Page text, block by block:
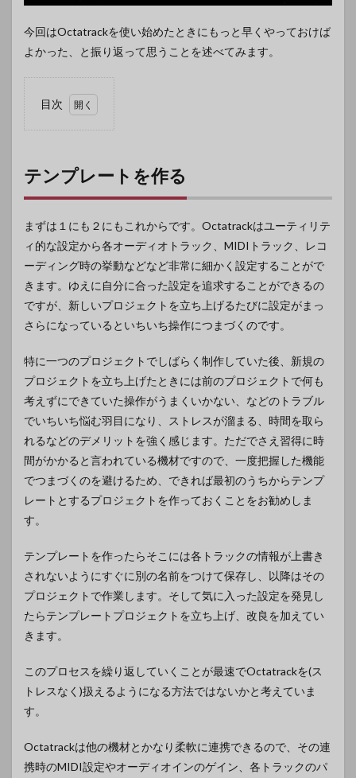
今回はOctatrackを使い始めたときにもっと早くやっておけば
よかった、と振り返って思うことを述べてみます。
目次
ート
を作
る
2
レコ
ーデ
ィン
グの
設定
テンプレートを作る
まずは１にも２にもこれからです。Octatrackはユーティリテ
ィ的な設定から各オーディオトラック、MIDIトラック、レコ
ーディング時の挙動などなど非常に細かく設定することがで
きます。ゆえに自分に合った設定を追求することができるの
ですが、新しいプロジェクトを立ち上げるたびに設定がまっ
さらになっているといちいち操作につまづくのです。
特に一つのプロジェクトでしばらく制作していた後、新規の
プロジェクトを立ち上げたときには前のプロジェクトで何も
考えずにできていた操作がうまくいかない、などのトラブル
でいちいち悩む羽目になり、ストレスが溜まる、時間を取ら
れるなどのデメリットを強く感じます。ただでさえ習得に時
間がかかると言われている機材ですので、一度把握した機能
でつまづくのを避けるため、できれば最初のうちからテンプ
レートとするプロジェクトを作っておくことをお勧めしま
す。
テンプレートを作ったらそこには各トラックの情報が上書き
されないようにすぐに別の名前をつけて保存し、以降はその
プロジェクトで作業します。そして気に入った設定を発見し
たらテンプレートプロジェクトを立ち上げ、改良を加えてい
きます。
このプロセスを繰り返していくことが最速でOctatrackを(ス
トレスなく)扱えるようになる方法ではないかと考えていま
す。
Octatrackは他の機材とかなり柔軟に連携できるので、その連
携時のMIDI設定やオーディオインのゲイン、各トラックのパ